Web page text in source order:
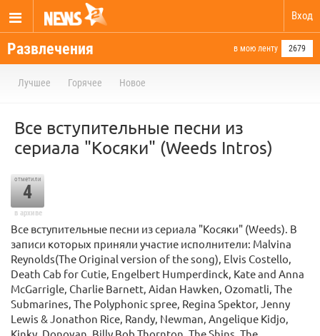
Вход
Развлечения в мою ленту 2679
Лучшее Горячее Новое
Все вступительные песни из
сериала "Косяки" (Weeds Intros)
отметили
4
в архиве
Все вступительные песни из сериала "Косяки" (Weeds). В
записи которых приняли участие исполнители: Malvina
Reynolds(The Original version of the song), Elvis Costello,
Death Cab for Cutie, Engelbert Humperdinck, Kate and Anna
McGarrigle, Charlie Barnett, Aidan Hawken, Ozomatli, The
Submarines, The Polyphonic spree, Regina Spektor, Jenny
Lewis & Jonathon Rice, Randy, Newman, Angelique Kidjo,